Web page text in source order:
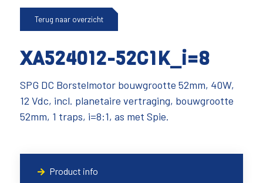
Terug naar overzicht
XA524012-52C1K_i=8
SPG DC Borstelmotor bouwgrootte 52mm, 40W,
12 Vdc, incl. planetaire vertraging, bouwgrootte
52mm, 1 traps, i=8:1, as met Spie.
Product info